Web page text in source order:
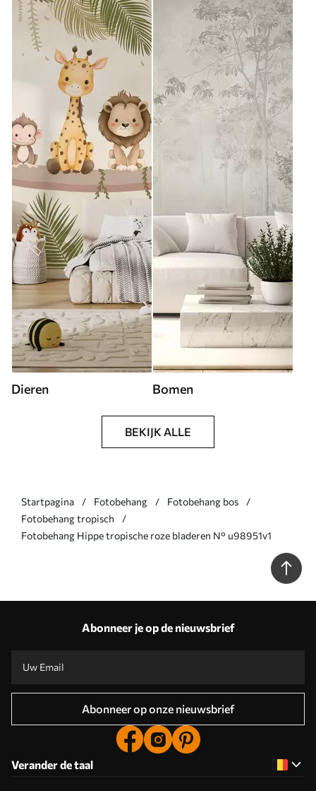
Dieren Bomen
BEKIJK ALLE
Startpagina Fotobehang
Fotobehang bos
Fotobehang tropisch
Fotobehang Hippe tropische roze bladeren N° u98951v1
Abonneer je op de nieuwsbrief
Abonneer op onze nieuwsbrief
Verander de taal